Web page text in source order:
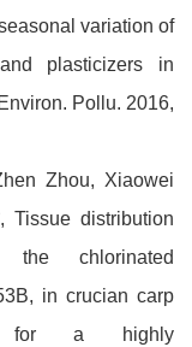
variation of
plasticizers in
Pollu. 2016,
Zhou, Xiaowei
Tissue distribution
chlorinated
in crucian carp
for a highly